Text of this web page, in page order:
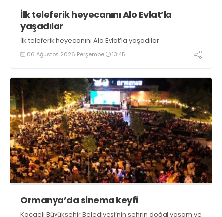
İlk teleferik heyecanını Alo Evlat’la
yaşadılar
İlk teleferik heyecanını Alo Evlat’la yaşadılar
06 Ağustos 2026 Perşembe 13:45
Ormanya’da sinema keyfi
Kocaeli Büyükşehir Belediyesi’nin şehrin doğal yaşam ve